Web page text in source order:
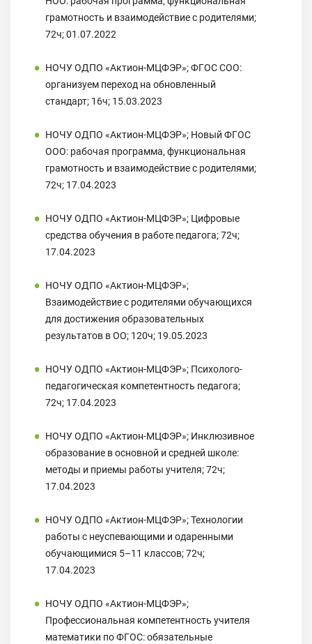
грамотность и взаимодействие с родителями;
72ч; 01.07.2022
НОЧУ ОДПО «Актион-МЦФЭР»; ФГОС СОО:
организуем переход на обновленный
стандарт; 16ч; 15.03.2023
НОЧУ ОДПО «Актион-МЦФЭР»; Новый ФГОС
ООО: рабочая программа, функциональная
грамотность и взаимодействие с родителями;
72ч; 17.04.2023
НОЧУ ОДПО «Актион-МЦФЭР»; Цифровые
средства обучения в работе педагога; 72ч;
17.04.2023
НОЧУ ОДПО «Актион-МЦФЭР»;
Взаимодействие с родителями обучающихся
для достижения образовательных
результатов в ОО; 120ч; 19.05.2023
НОЧУ ОДПО «Актион-МЦФЭР»; Психолого-
педагогическая компетентность педагога;
72ч; 17.04.2023
НОЧУ ОДПО «Актион-МЦФЭР»; Инклюзивное
образование в основной и средней школе:
методы и приемы работы учителя; 72ч;
17.04.2023
НОЧУ ОДПО «Актион-МЦФЭР»; Технологии
работы с неуспевающими и одаренными
обучающимися 5–11 классов; 72ч;
17.04.2023
НОЧУ ОДПО «Актион-МЦФЭР»;
Профессиональная компетентность учителя
математики по ФГОС: обязательные